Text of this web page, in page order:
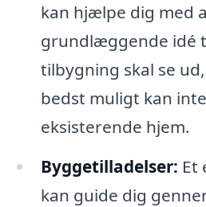
kan hjælpe dig med
grundlæggende idé
tilbygning skal se
bedst muligt kan
eksisterende hjem.
Byggetilladelser: Et
kan guide dig